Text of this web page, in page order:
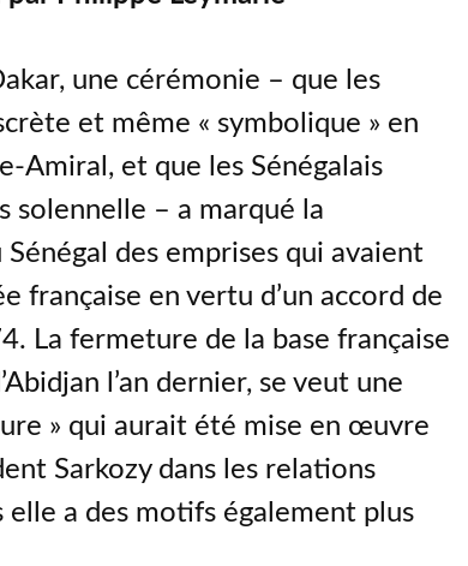
une cérémonie – que les
et même « symbolique » en
Amiral, et que les Sénégalais
solennelle – a marqué la
des emprises qui avaient
française en vertu d’un accord de
La fermeture de la base française
l’an dernier, se veut une
» qui aurait été mise en œuvre
Sarkozy dans les relations
a des motifs également plus